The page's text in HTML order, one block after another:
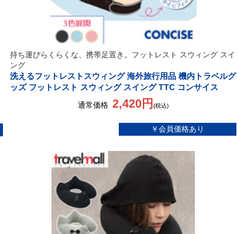
持ち運びらくらくな、携帯足置き。フットレスト スウィング スイ
ング
洗えるフットレストスウィング 海外旅行用品 機内トラベルグ
ッズ フットレスト スウィング スイング TTC コンサイス
通常価格 2,420円 (税込)